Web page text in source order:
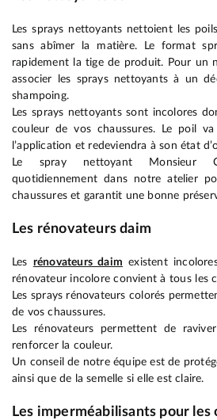
Les sprays nettoyants nettoient les
sans abîmer la matière. Le format
rapidement la tige de produit. Pour un
associer les sprays nettoyants à un
shampoing.
Les sprays nettoyants sont incolores
couleur de vos chaussures. Le poil
l’application et redeviendra à son état
Le spray nettoyant Monsieur
quotidiennement dans notre atelier
chaussures et garantit une bonne
Les rénovateurs daim
Les rénovateurs daim existent
rénovateur incolore convient à tous les
Les sprays rénovateurs colorés
de vos chaussures.
Les rénovateurs permettent de
renforcer la couleur.
Un conseil de notre équipe est de
ainsi que de la semelle si elle est claire.
Les imperméabilisants pour les